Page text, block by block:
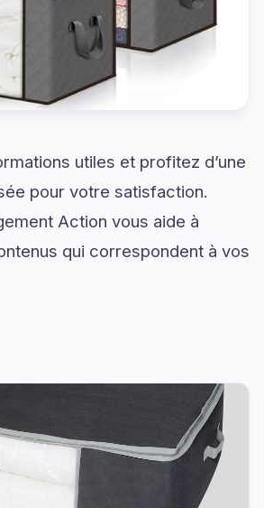
utiles et profitez d’une
pour votre satisfaction.
Action vous aide à
qui correspondent à vos